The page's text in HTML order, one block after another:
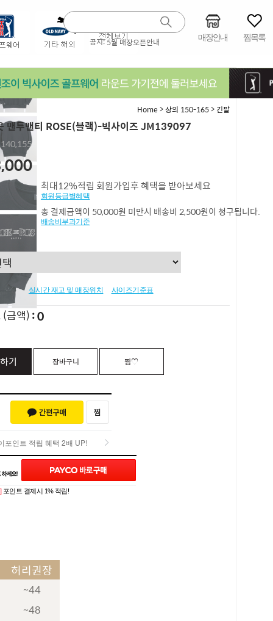
공지:5월 매장오픈안내 매장안내 찜목록
Home>상의 150-165> 긴팔
맨투맨티 ROSE(블랙)-빅사이즈 JM139097
최대12%적립 회원가입후 혜택을 받아보세요
회원등급별혜택
총 결제금액이 50,000원 미만시 배송비 2,500원이 청구됩니다.
배송비부과기준
실시간 재고 및 매장위치 사이즈기준표
(금액) 0
기 장바구니 찜♡
포인트 적립 혜택 2배 UP!
포인트 적립 혜택 2배 UP!
포인트 결제시 1% 적립!
(0)
허리권장
~44
~48